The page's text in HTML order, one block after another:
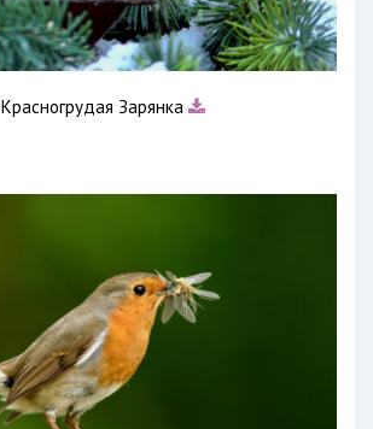
Красногрудая Зарянка